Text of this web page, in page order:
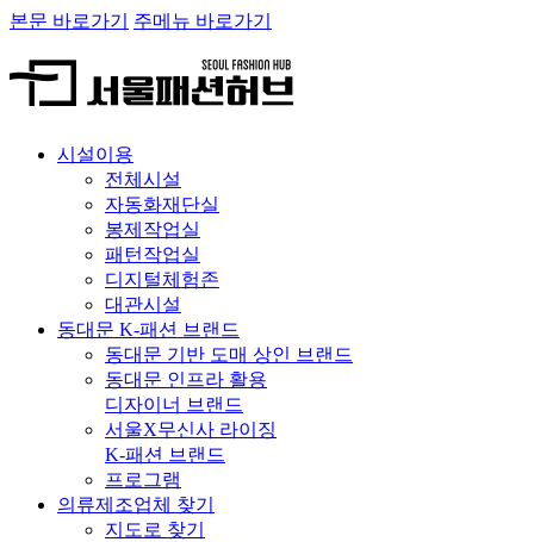
본문 바로가기 주메뉴 바로가기
시설이용
전체시설
자동화재단실
봉제작업실
패턴작업실
디지털체험존
대관시설
동대문 K-패션 브랜드
동대문 기반 도매 상인 브랜드
동대문 인프라 활용
디자이너 브랜드
서울X무신사 라이징
K-패션 브랜드
프로그램
의류제조업체 찾기
지도로 찾기